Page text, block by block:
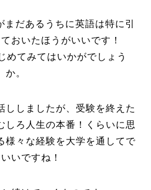
だあるうちに英語は特に引
おいたほうがいいです！
めてみてはいかがでしょう
か。
ししましたが、受験を終えた
しろ人生の本番！くらいに思
様々な経験を大学を通してで
いですね！